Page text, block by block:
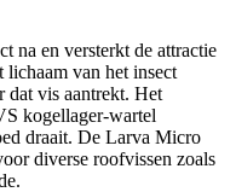
na en versterkt de attractie
lichaam van het insect
dat vis aantrekt. Het
kogellager-wartel
draait. De Larva Micro
diverse roofvissen zoals